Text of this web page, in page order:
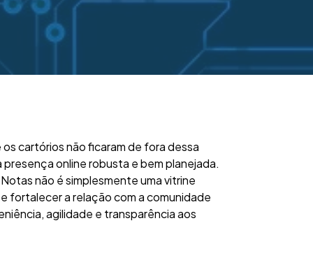
cartórios não ficaram de fora dessa
online robusta e bem planejada.
não é simplesmente uma vitrine
fortalecer a relação com a comunidade
agilidade e transparência aos